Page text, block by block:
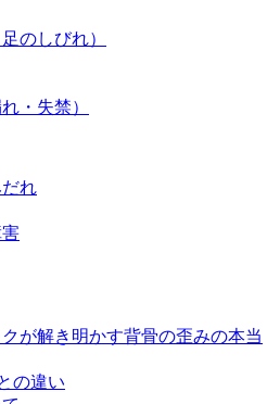
のしびれ）
・失禁）
れ
が解き明かす背骨の歪みの本当
の違い